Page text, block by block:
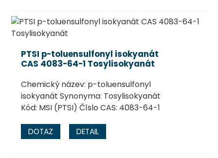
PTSI p-toluensulfonyl isokyanát
CAS 4083-64-1 Tosylisokyanát
Chemický název: p-toluensulfonyl
isokyanát Synonyma: Tosylisokyanát
Kód: MSI (PTSI) Číslo CAS: 4083-64-1
DOTAZ DETAIL